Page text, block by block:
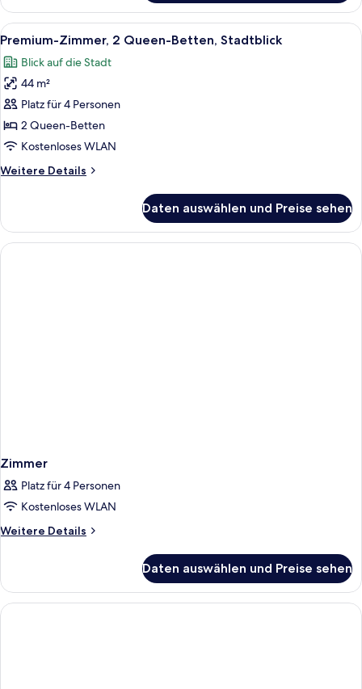
2 Queen-
Betten,
barrierefrei
Alle
Fotos
für
Premium-
Zimmer,
2 Queen-
Betten,
anzeigen
Ein Hotelzimmer mit zwei Betten,
10
Premium-Zimmer, 2 Queen-Betten, Stadtblick
Blick auf die Stadt
44 m²
Platz für 4 Personen
2 Queen-Betten
Kostenloses WLAN
Weitere Details
Weitere
Zimmer,
2 Queen-
Betten,
Daten auswählen und Preise sehen
Zimmer
Platz für 4 Personen
Kostenloses WLAN
Weitere Details
Weitere
Daten auswählen und Preise sehen